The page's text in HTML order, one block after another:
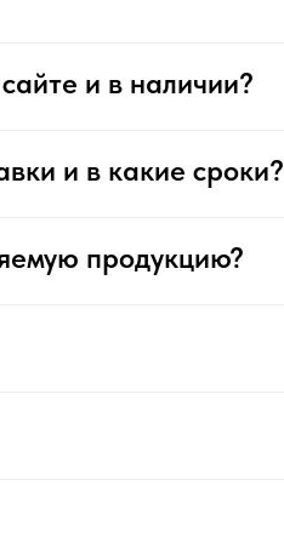
и в наличии?
и в какие сроки?
продукцию?